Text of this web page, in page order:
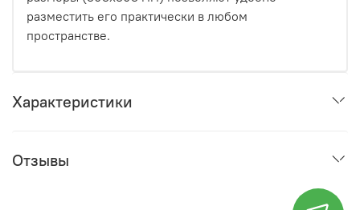
разместить его практически в любом
пространстве.
Характеристики
Отзывы